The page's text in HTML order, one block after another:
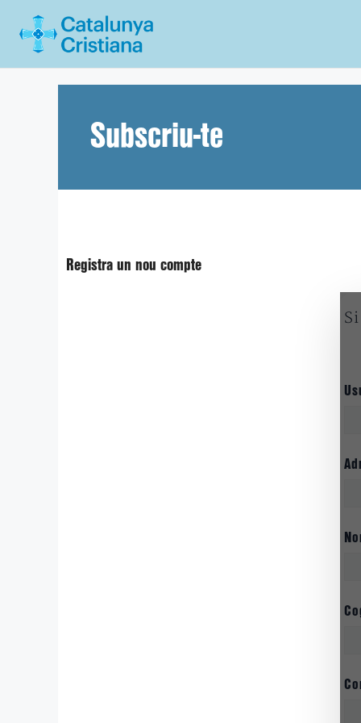
Subscriu-te
Registra un nou compte